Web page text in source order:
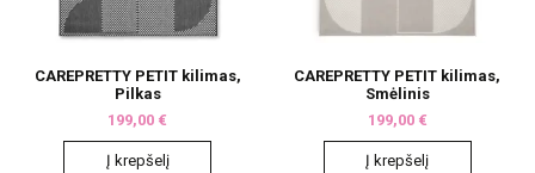
CAREPRETTY PETIT kilimas,
Pilkas
199,00 €
Į krepšelį
CAREPRETTY PETIT kilimas,
Smėlinis
199,00 €
Į krepšelį